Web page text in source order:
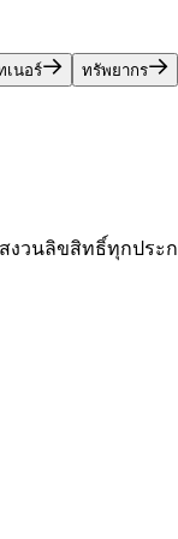
เนอร์​​ ทรัพยากร​​
สงวนลิขสิทธิ์ทุกประ